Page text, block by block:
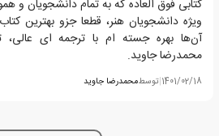
کتابی فوق العاده که به تمام دانشجویان و
ویژه دانشجویان هنر، قطعا جزو بهترین
آن‌ها بهره جسته ام با ترجمه ای عالی،
محمدرضا جاوید.
1401/02/18
|توسطمحمدرضا جاوید